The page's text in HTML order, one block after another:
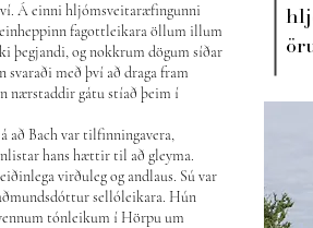
Á einni hljómsveitaræfingunni
fagottleikara öllum illum
þegjandi, og nokkrum dögum síðar
svaraði með því að draga fram
nærstaddir gátu stíað þeim í
að Bach var tilfinningavera,
hans hættir til að gleyma.
virðuleg og andlaus. Sú var
sellóleikara. Hún
tónleikum í Hörpu um